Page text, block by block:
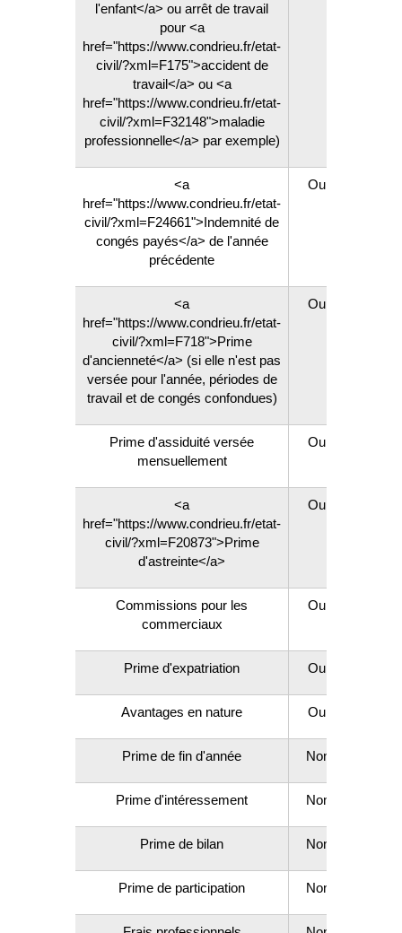
l'enfant</a> ou arrêt de travail
pour <a
href="https://www.condrieu.fr/etat-
civil/?xml=F175">accident de
travail</a> ou <a
href="https://www.condrieu.fr/etat-
civil/?xml=F32148">maladie
professionnelle</a> par exemple)
<a
href="https://www.condrieu.fr/etat-
civil/?xml=F24661">Indemnité de
congés payés</a> de l'année
précédente
Oui
<a
href="https://www.condrieu.fr/etat-
civil/?xml=F718">Prime
d'ancienneté</a> (si elle n'est pas
versée pour l'année, périodes de
travail et de congés confondues)
Oui
Prime d'assiduité versée
mensuellement
Oui
<a
href="https://www.condrieu.fr/etat-
civil/?xml=F20873">Prime
d'astreinte</a>
Oui
Commissions pour les
commerciaux
Oui
Prime d'expatriation Oui
Avantages en nature Oui
Prime de fin d'année Non
Prime d'intéressement Non
Prime de bilan Non
Prime de participation Non